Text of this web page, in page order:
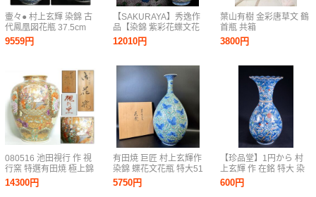
壷々● 村上玄輝 染錦 古
代鳳凰図花瓶 37.5cm
共箱 唐物骨董 [H173]と
9559円
080516 池田視行 作 視
行窯 特選有田焼 極上錦
七福神 御花瓶 高さ
43cm 共箱 壺 置物
14300円
【SAKURAYA】秀逸作
品【染錦 紫彩花蝶文花
瓶/有田焼の人気陶芸作
家 村上玄輝】瓢形 花器
骨董品 古美術品 高さ
29cm
12010円
有田焼 巨匠 村上玄輝作
染錦 蝶花文花瓶 特大51
㎝ 細密造 美品 資産家
収蔵品
5750円
葉山有樹 金彩唐草文 鶴
首瓶 共箱
3800円
【珍品堂】1円から 村
上玄輝 作 在銘 特大 染
錦 花鳥文 大花瓶 有田
焼 飾壺 在銘 古美術 時
600円